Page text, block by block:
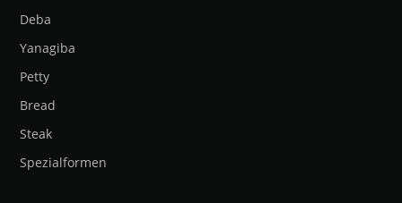
Deba
Yanagiba
Petty
Bread
Steak
Spezialformen